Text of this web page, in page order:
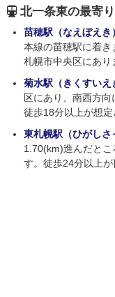
北一条東の最寄
苗穂駅（なえぼえき）
本線の苗穂駅に着
札幌市中央区にあり
菊水駅（きくすいえ
区にあり、南西方向
徒歩18分以上が想定
東札幌駅（ひがしさ
1.70(km)進んだとこ
す。徒歩24分以上が